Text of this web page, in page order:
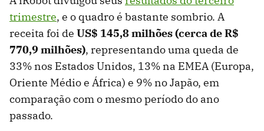
trimestre, e o quadro é bastante sombrio. A
receita foi de US$ 145,8 milhões (cerca de R$
770,9 milhões), representando uma queda de
33% nos Estados Unidos, 13% na EMEA (Europa,
Oriente Médio e África) e 9% no Japão, em
comparação com o mesmo período do ano
passado.